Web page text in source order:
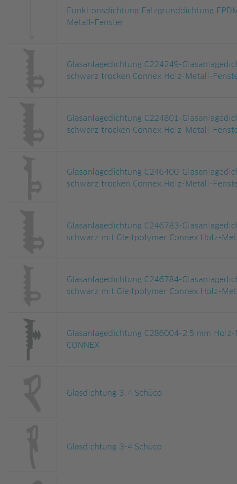
Funktionsdichtung Falzgrunddichtung
Metall-Fenster
Glasanlagedichtung C224249-
schwarz trocken Connex Holz-Metall-
Glasanlagedichtung C224801-
schwarz trocken Connex Holz-Metall-
Glasanlagedichtung C246400-
schwarz trocken Connex Holz-Metall-
Glasanlagedichtung C246783-
schwarz mit Gleitpolymer Connex Holz-
Glasanlagedichtung C246784-
schwarz mit Gleitpolymer Connex Holz-
Glasanlagedichtung C286004-2.5 mm
CONNEX
Glasdichtung 3-4 Schüco
Glasdichtung 3-4 Schüco